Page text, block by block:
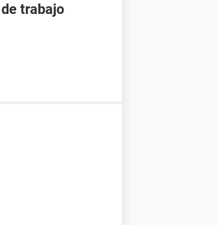
trabajo